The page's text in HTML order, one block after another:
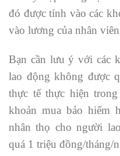
đó được tính vào các
vào lương của nhân
Bạn cần lưu ý với các
lao động không được
thực tế thực hiện
khoản mua bảo hiểm
nhân thọ cho người
quá 1 triệu đồng/tháng/